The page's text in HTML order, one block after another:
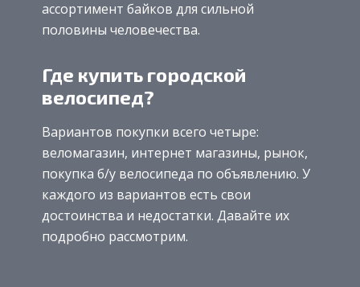
ассортимент байков для сильной
половины человечества.
Где купить городской
велосипед?
Вариантов покупки всего четыре:
веломагазин, интернет магазины, рынок,
покупка б/у велосипеда по объявлению. У
каждого из вариантов есть свои
достоинства и недостатки. Давайте их
подробно рассмотрим.